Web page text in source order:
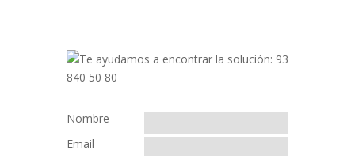
Nombre
Email